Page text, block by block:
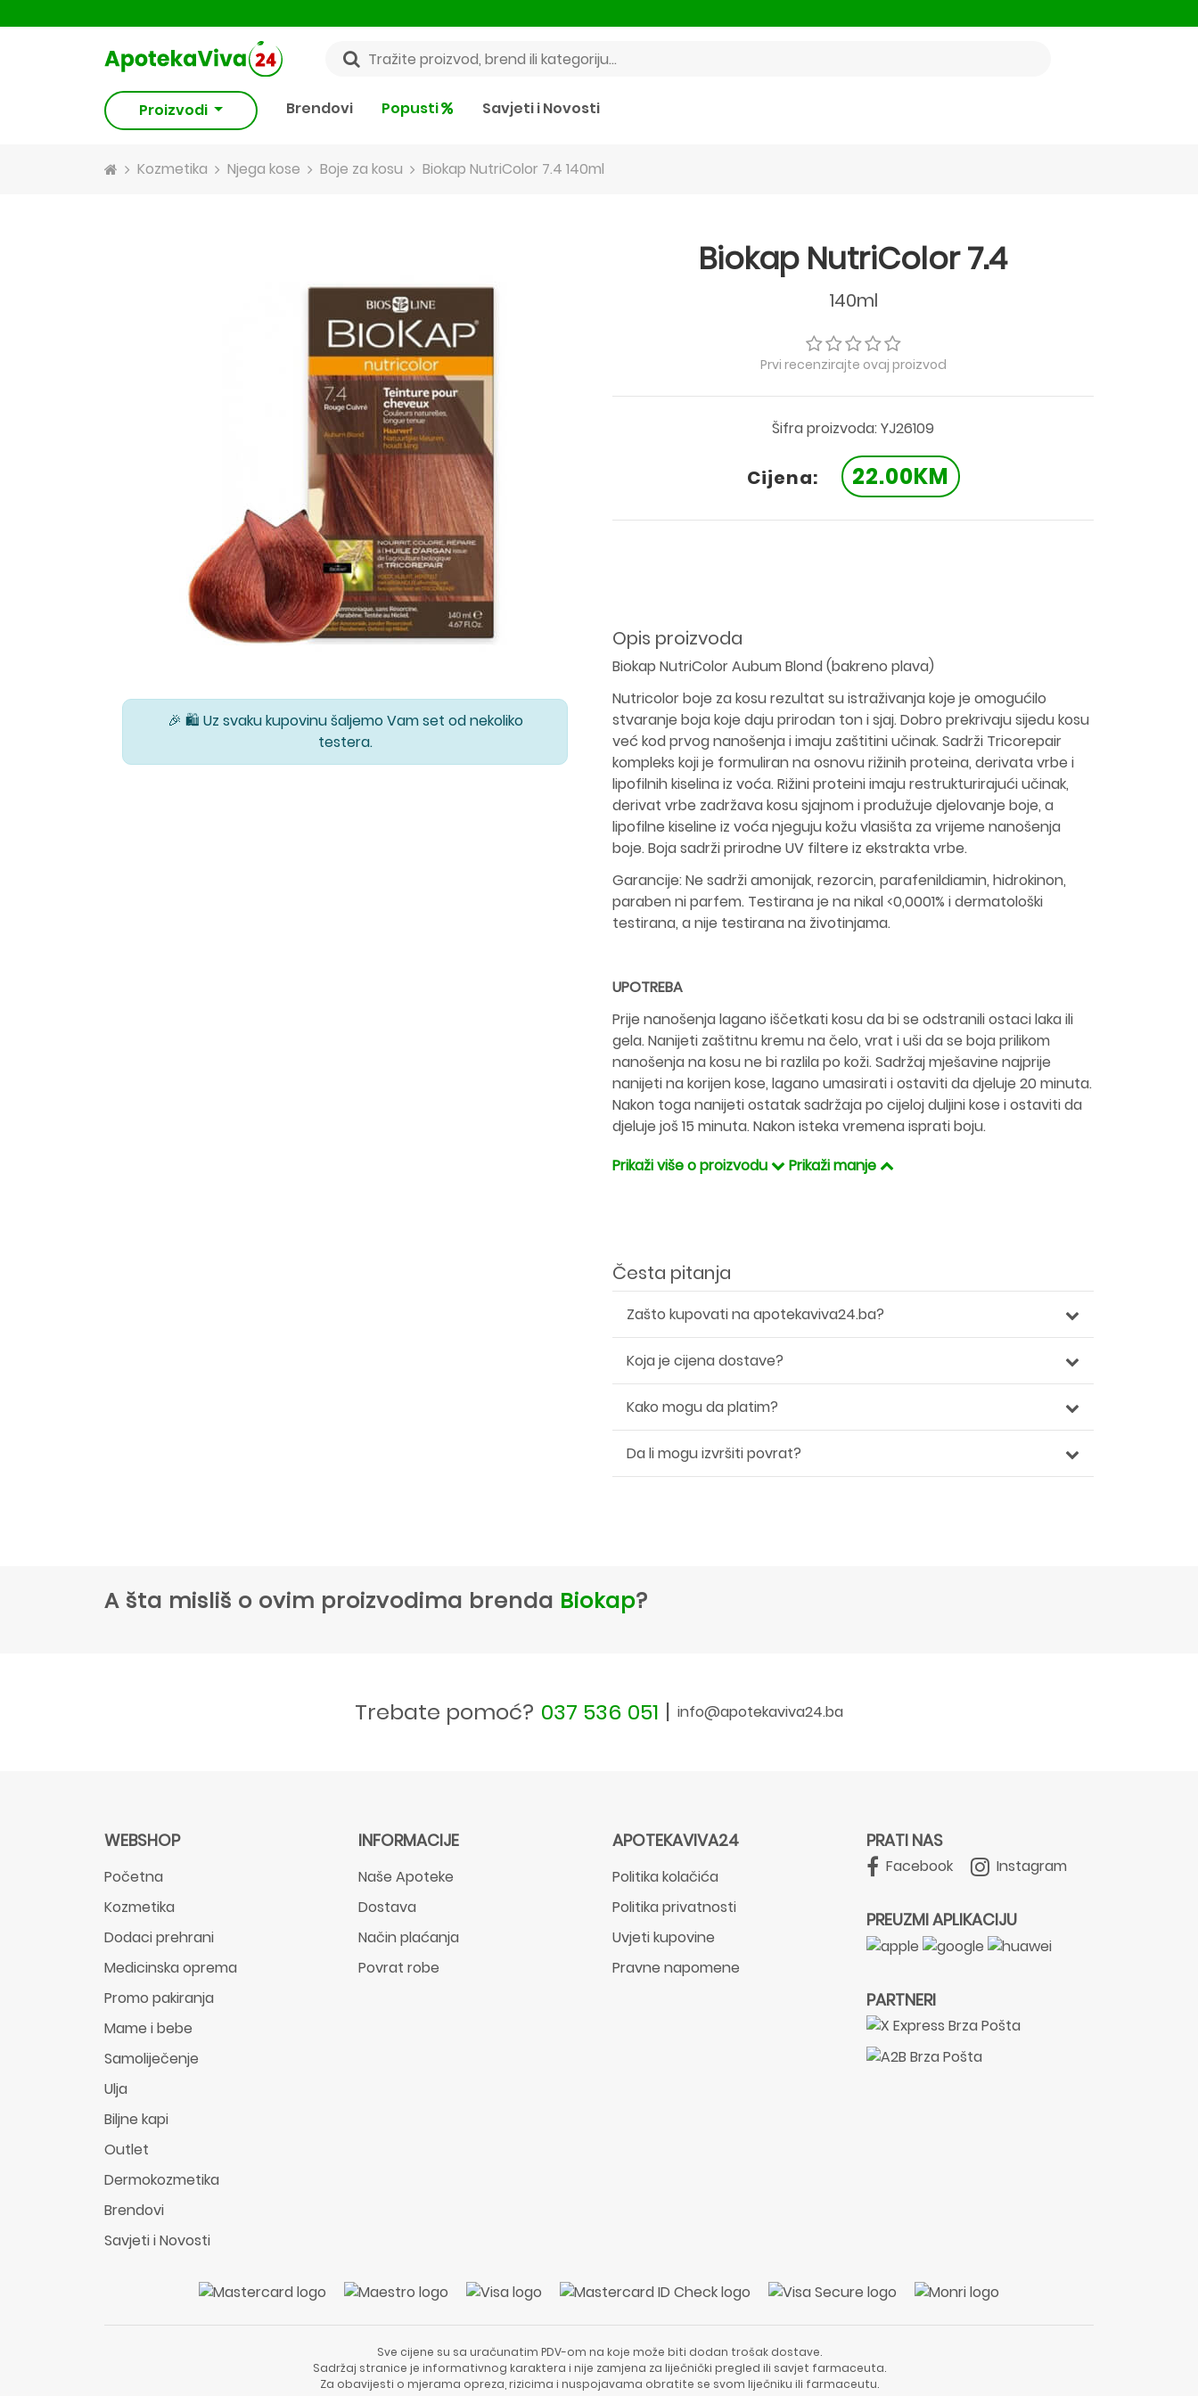
Proizvodi Brendovi Popusti Savjeti i Novosti
Kozmetika Njega kose Boje za kosu Biokap NutriColor 7.4 140ml
🎉 🛍️ Uz svaku kupovinu šaljemo Vam set od nekoliko
testera.
Biokap NutriColor 7.4
140ml
Prvi recenzirajte ovaj proizvod
Šifra proizvoda: YJ26109
Cijena: 22.00KM
Opis proizvoda
Biokap NutriColor Aubum Blond (bakreno plava)
Nutricolor boje za kosu rezultat su istraživanja koje je omogućilo
stvaranje boja koje daju prirodan ton i sjaj. Dobro prekrivaju sijedu kosu
već kod prvog nanošenja i imaju zaštitini učinak. Sadrži Tricorepair
kompleks koji je formuliran na osnovu rižinih proteina, derivata vrbe i
lipofilnih kiselina iz voća. Rižini proteini imaju restrukturirajući učinak,
derivat vrbe zadržava kosu sjajnom i produžuje djelovanje boje, a
lipofilne kiseline iz voća njeguju kožu vlasišta za vrijeme nanošenja
boje. Boja sadrži prirodne UV filtere iz ekstrakta vrbe.
Garancije: Ne sadrži amonijak, rezorcin, parafenildiamin, hidrokinon,
paraben ni parfem. Testirana je na nikal <0,0001% i dermatološki
testirana, a nije testirana na životinjama.
UPOTREBA
Prije nanošenja lagano iščetkati kosu da bi se odstranili ostaci laka ili
gela. Nanijeti zaštitnu kremu na čelo, vrat i uši da se boja prilikom
nanošenja na kosu ne bi razlila po koži. Sadržaj mješavine najprije
nanijeti na korijen kose, lagano umasirati i ostaviti da djeluje 20 minuta.
Nakon toga nanijeti ostatak sadržaja po cijeloj duljini kose i ostaviti da
djeluje još 15 minuta. Nakon isteka vremena isprati boju.
Prikaži više o proizvodu
Prikaži manje
Česta pitanja
Zašto kupovati na apotekaviva24.ba?
Koja je cijena dostave?
Kako mogu da platim?
Da li mogu izvršiti povrat?
A šta misliš o ovim proizvodima brenda Biokap?
Trebate pomoć? 037 536 051 | info@apotekaviva24.ba
WEBSHOP
Početna
Kozmetika
Dodaci prehrani
Medicinska oprema
Promo pakiranja
Mame i bebe
Samoliječenje
Ulja
Biljne kapi
Outlet
Dermokozmetika
Brendovi
Savjeti i Novosti
INFORMACIJE
Naše Apoteke
Dostava
Način plaćanja
Povrat robe
APOTEKAVIVA24
Politika kolačića
Politika privatnosti
Uvjeti kupovine
Pravne napomene
PRATI NAS
Facebook Instagram
PREUZMI APLIKACIJU
PARTNERI
Sve cijene su sa uračunatim PDV-om na koje može biti dodan trošak dostave.
Sadržaj stranice je informativnog karaktera i nije zamjena za liječnički pregled ili savjet farmaceuta.
Za obavijesti o mjerama opreza, rizicima i nuspojavama obratite se svom liječniku ili farmaceutu.